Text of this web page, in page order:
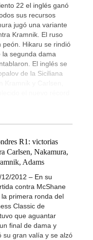
22 el inglés ganó
sus recursos
jugó una variante
Kramnik. El ruso
peón. Hikaru se rindió
la segunda dama
El inglés se
de la Siciliana
R1: victorias
Carlsen, Nakamura,
Adams
12/2012 – En su
contra McShane
la primera ronda del
Classic de
que aguantar
final de dama y
su gran valía y se alzó